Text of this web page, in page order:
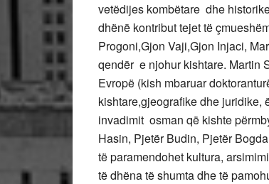
vetëdijes kombëtare dhe
dhënë kontribut tejet të
Progoni,Gjon Vaji,Gjon Injaci,
qendër e njohur kishtare. Martin
Evropë (kish mbaruar
kishtare,gjeografike dhe juridike,
invadimit osman që kishte
Hasin, Pjetër Budin, Pjetër
të paramendohet kultura,
të dhëna të shumta dhe të